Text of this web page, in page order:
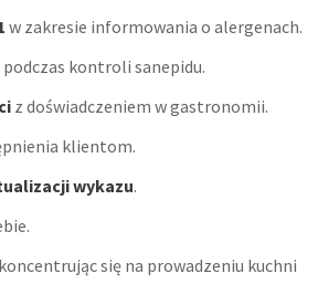
w zakresie informowania o alergenach.
kontroli sanepidu.
z doświadczeniem w gastronomii.
klientom.
wykazu.
się na prowadzeniu kuchni